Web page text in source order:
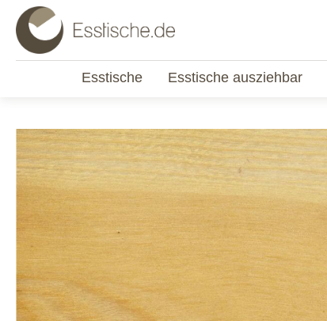
Esstische Esstische ausziehbar